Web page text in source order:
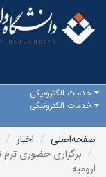
خدمات الکترونیکی
خدمات الکترونیکی
صفحه‌اصلی
اخبار
ارومیه